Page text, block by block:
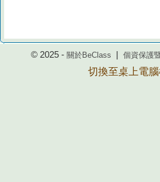
© 2025 - 關於BeClass 個資保護
切換至桌上電